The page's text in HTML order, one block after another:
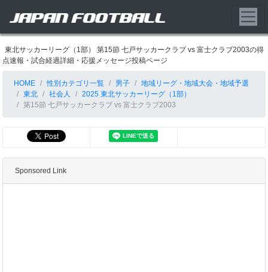
東北サッカーリーグ（1部） 第15節 七戸サッカークラブ vs 富士クラブ2003の得
点速報・試合経過詳細・応援メッセージ投稿ページ
HOME 性別カテゴリ一覧 男子
地域リーグ・地域大会・地域予選
東北
社会人
2025 東北サッカーリーグ（1部）
第15節 七戸サッカークラブ vs 富士クラブ2003
Sponsored Link